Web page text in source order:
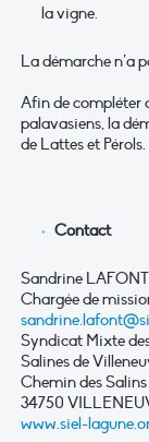
la vigne.
La démarche n’a
Afin de compléter
palavasiens, la
de Lattes et Pérols.
Contact
Sandrine LAFONT
Chargée de
Syndicat Mixte
Salines de
Chemin des Salins
34750
www.siel-